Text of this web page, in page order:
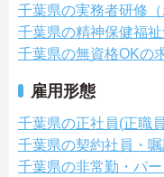
千葉県の実務者研修
千葉県の精神保健福祉
千葉県の無資格OKの
雇用形態
千葉県の正社員(正職
千葉県の契約社員・
千葉県の非常勤・パ